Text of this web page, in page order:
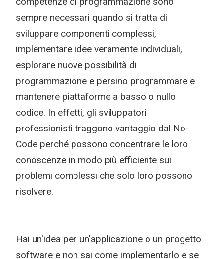
sempre necessari quando si tratta di
sviluppare componenti complessi,
implementare idee veramente individuali,
esplorare nuove possibilità di
programmazione e persino programmare e
mantenere piattaforme a basso o nullo
codice. In effetti, gli sviluppatori
professionisti traggono vantaggio dal No-
Code perché possono concentrare le loro
conoscenze in modo più efficiente sui
problemi complessi che solo loro possono
risolvere.
Hai un'idea per un'applicazione o un progetto
software e non sai come implementarlo e se